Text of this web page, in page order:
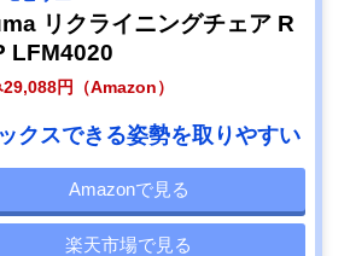
リクライニングチェア R
LFM4020
円（Amazon）
クスできる姿勢を取りやすい
Amazonで見る
楽天市場で見る